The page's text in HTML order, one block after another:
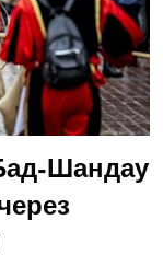
Шандау